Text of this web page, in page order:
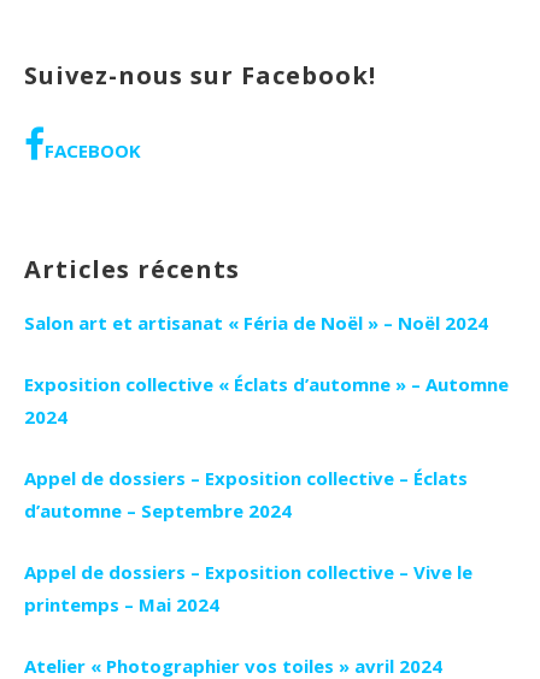
Suivez-nous sur Facebook!
FACEBOOK
Articles récents
Salon art et artisanat « Féria de Noël » – Noël 2024
Exposition collective « Éclats d’automne » – Automne
2024
Appel de dossiers – Exposition collective – Éclats
d’automne – Septembre 2024
Appel de dossiers – Exposition collective – Vive le
printemps – Mai 2024
Atelier « Photographier vos toiles » avril 2024